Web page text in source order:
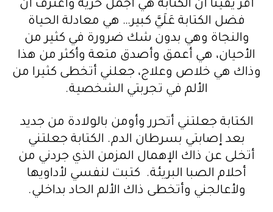
أقر يقينا أن الكتابة هي أجمل حرية وأعترف أن
فضل الكتابة عَلَيَّ كبير… هي معادلة الحياة
والنجاة وهي بدون شك ضرورة في كثير من
الأحيان، هي أعمق وأصدق متعة وأكثر من هذا
وذاك هي خلاص وعلاج، جعلني أتخطى كثيرا من
الألم في تجربتي الشخصية.
الكتابة جعلتني أتحرر وأومن بالولادة من جديد
بعد إصابتي بسرطان الدم. الكتابة جعلتني
أتخلى عن ذاك الإهمال المزمن الذي جردني من
أحلام الصبا البريئة. كتبت لنفسي لأداويها
ولأعالجني وأتخطى ذاك الألم الحاد بداخلي.